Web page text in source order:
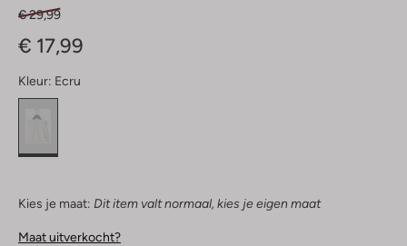
€ 29,99
€ 17,99
Kleur: Ecru
Kies je maat: Dit item valt normaal, kies je eigen maat
Maat uitverkocht?